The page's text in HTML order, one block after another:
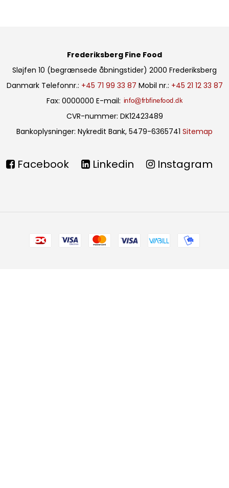
Frederiksberg Fine Food
Sløjfen 10 (begrænsede åbningstider) 2000 Frederiksberg
Danmark Telefonnr.: +45 71 99 33 87 Mobil nr.: +45 21 12 33 87
Fax: 0000000 E-mail:
CVR-nummer: DK12423489
Bankoplysninger: Nykredit Bank, 5479-6365741 Sitemap
Facebook Linkedin Instagram